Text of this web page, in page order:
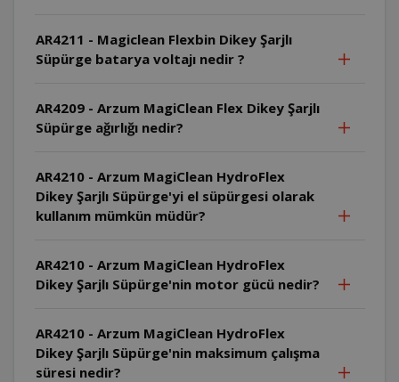
AR4211 - Magiclean Flexbin Dikey Şarjlı
Süpürge batarya voltajı nedir ?
AR4209 - Arzum MagiClean Flex Dikey Şarjlı
Süpürge ağırlığı nedir?
AR4210 - Arzum MagiClean HydroFlex
Dikey Şarjlı Süpürge'yi el süpürgesi olarak
kullanım mümkün müdür?
AR4210 - Arzum MagiClean HydroFlex
Dikey Şarjlı Süpürge'nin motor gücü nedir?
AR4210 - Arzum MagiClean HydroFlex
Dikey Şarjlı Süpürge'nin maksimum çalışma
süresi nedir?